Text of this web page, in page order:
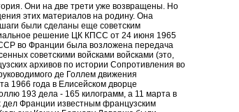
Они на две трети уже возвращены. Но
этих материалов на родину. Она
были сделаны еще советским
решение ЦК КПСС от 24 июня 1965
во Франции была возложена передача
советскими войсками войсками (это,
архивов по истории Сопротивления во
де Голлем движения
1966 года в Елисейском дворце
193 дела - 165 килограмм, а 11 марта в
дел Франции известным французским